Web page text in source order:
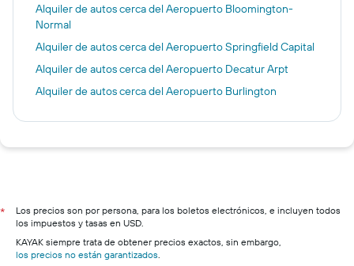
Alquiler de autos cerca del Aeropuerto Bloomington-
Normal
Alquiler de autos cerca del Aeropuerto Springfield Capital
Alquiler de autos cerca del Aeropuerto Decatur Arpt
Alquiler de autos cerca del Aeropuerto Burlington
*
Los precios son por persona, para los boletos electrónicos, e incluyen todos
los impuestos y tasas en USD.
KAYAK siempre trata de obtener precios exactos, sin embargo,
los precios no están garantizados